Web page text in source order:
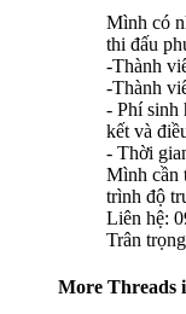
Mình có
thi đấu
-Thành
-Thành
- Phí sinh
kết và
- Thời
Mình cần
trình độ
Liên hệ:
Trân
More Threads